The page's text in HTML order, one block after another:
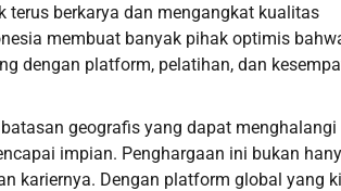
terus berkarya dan mengangkat kualitas
membuat banyak pihak optimis
dengan platform, pelatihan, dan
geografis yang dapat menghalangi
impian. Penghargaan ini bukan
kariernya. Dengan platform global yang